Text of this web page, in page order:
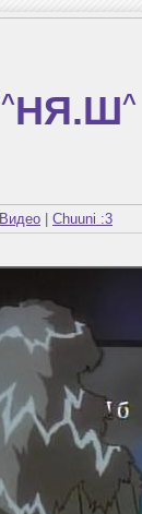
^НЯ.Ш^
Видео Chuuni :3